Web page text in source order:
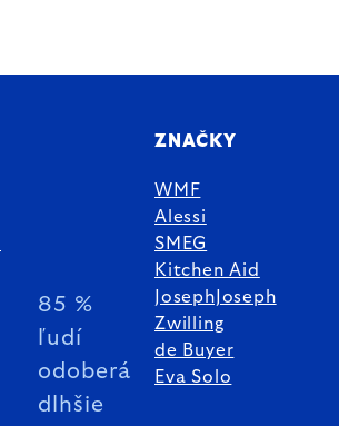
85 %
ľudí
odoberá
dlhšie
ZNAČKY
WMF
Alessi
SMEG
Kitchen Aid
JosephJoseph
Zwilling
de Buyer
Eva Solo